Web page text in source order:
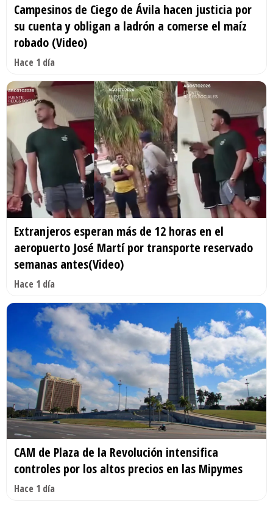
Campesinos de Ciego de Ávila hacen justicia por
su cuenta y obligan a ladrón a comerse el maíz
robado (Video)
Hace 1 día
Extranjeros esperan más de 12 horas en el
aeropuerto José Martí por transporte reservado
semanas antes(Video)
Hace 1 día
CAM de Plaza de la Revolución intensifica
controles por los altos precios en las Mipymes
Hace 1 día